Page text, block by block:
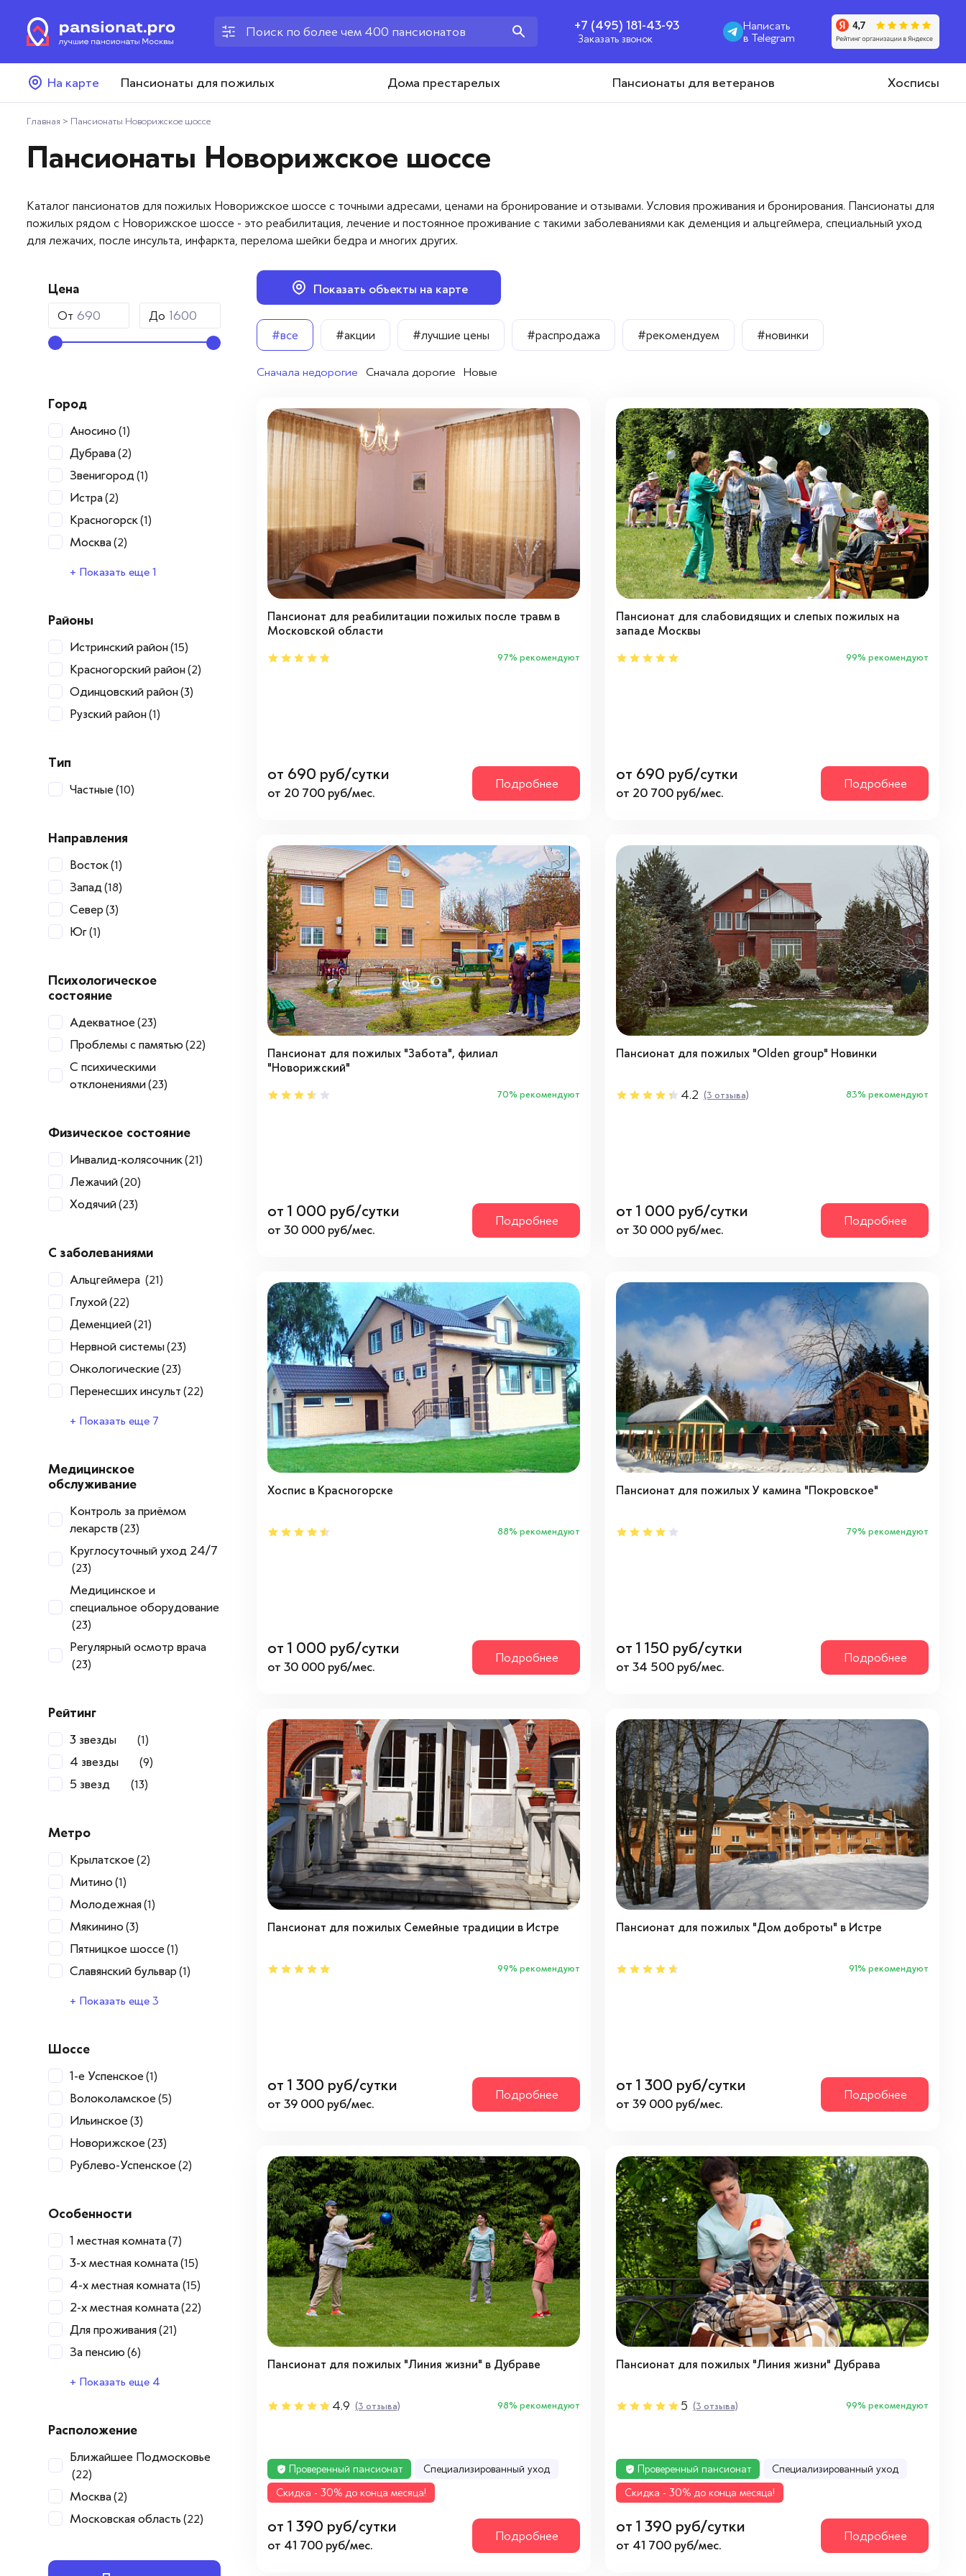
+7 (495) 181-43-93
Заказать звонок
Написать
в Telegram
На карте Пансионаты для пожилых Дома престарелых Пансионаты для ветеранов Хосписы
Пансионаты для пожилых
Дома престарелых
Как выбрать пансионат
Добавить пансионат
Отзывы
Контакты
Главная > Пансионаты Новорижское шоссе
Пансионаты Новорижское шоссе
Каталог пансионатов для пожилых Новорижское шоссе с точными адресами, ценами на бронирование и отзывами. Условия проживания и бронирования. Пансионаты для
пожилых рядом с Новорижское шоссе - это реабилитация, лечение и постоянное проживание с такими заболеваниями как деменция и альцгеймера, специальный уход
для лежачих, после инсульта, инфаркта, перелома шейки бедра и многих других.
Цена
От До
Город
Аносино (1)
Дубрава(2)
Звенигород(1)
Истра(2)
Красногорск(1)
Москва(2)
+ Показать еще 1
Районы
Истринский район(15)
Красногорский район(2)
Одинцовский район(3)
Рузский район(1)
Тип
Частные(10)
Направления
Восток(1)
Запад(18)
Север (3)
Юг(1)
Психологическое
состояние
Адекватное(23)
Проблемы с памятью (22)
С психическими
отклонениями(23)
Физическое состояние
Инвалид-колясочник(21)
Лежачий(20)
Ходячий(23)
С заболеваниями
Альцгеймера (21)
Глухой(22)
Деменцией(21)
Нервной системы(23)
Онкологические(23)
Перенесших инсульт (22)
(23)
различной степени тяжести
+ Показать еще 7
Медицинское
обслуживание
Контроль за приёмом
лекарств (23)
Круглосуточный уход 24/7
(23)
Медицинское и
специальное оборудование
(23)
Регулярный осмотр врача
(23)
Рейтинг
3 звезды (1)
4 звезды (9)
5 звезд (13)
Метро
Крылатское(2)
Митино (1)
Молодежная(1)
Мякинино (3)
Пятницкое шоссе(1)
Славянский бульвар (1)
+ Показать еще 3
Шоссе
1-е Успенское(1)
Волоколамское(5)
Ильинское(3)
Новорижское(23)
Рублево-Успенское(2)
Особенности
1 местная комната(7)
3-х местная комната(15)
4-х местная комната(15)
2-х местная комната(22)
Для проживания(21)
За пенсию (6)
+ Показать еще 4
Расположение
Ближайшее Подмосковье
(22)
Москва(2)
Московская область (22)
Показать объекты на карте
#все #акции #лучшие цены #распродажа #рекомендуем #новинки
Сначала недорогие Сначала дорогие Новые
Пансионат для реабилитации пожилых после травм в
Московской области
97% рекомендуют
от 690 руб/сутки
от 20 700 руб/мес.
Подробнее
Пансионат для слабовидящих и слепых пожилых на
западе Москвы
99% рекомендуют
от 690 руб/сутки
от 20 700 руб/мес.
Подробнее
Пансионат для пожилых "Забота", филиал
"Новорижский"
70% рекомендуют
от 1 000 руб/сутки
от 30 000 руб/мес.
Подробнее
Пансионат для пожилых "Olden group" Новинки
4.2 (3 отзыва) 83% рекомендуют
от 1 000 руб/сутки
от 30 000 руб/мес.
Подробнее
Хоспис в Красногорске
88% рекомендуют
от 1 000 руб/сутки
от 30 000 руб/мес.
Подробнее
Пансионат для пожилых У камина "Покровское"
79% рекомендуют
от 1 150 руб/сутки
от 34 500 руб/мес.
Подробнее
Пансионат для пожилых Семейные традиции в Истре
99% рекомендуют
от 1 300 руб/сутки
от 39 000 руб/мес.
Подробнее
Пансионат для пожилых "Дом доброты" в Истре
91% рекомендуют
от 1 300 руб/сутки
от 39 000 руб/мес.
Подробнее
Пансионат для пожилых "Линия жизни" в Дубраве
4.9 (3 отзыва) 98% рекомендуют
Проверенный пансионат
Cпециализированный уход
Cкидка - 30% до конца месяца!
от 1 390 руб/сутки
от 41 700 руб/мес.
Подробнее
Пансионат для пожилых "Линия жизни" Дубрава
5 (3 отзыва) 99% рекомендуют
Проверенный пансионат
Cпециализированный уход
Cкидка - 30% до конца месяца!
от 1 390 руб/сутки
от 41 700 руб/мес.
Подробнее